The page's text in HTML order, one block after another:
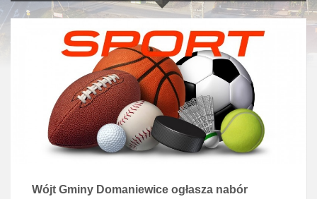
Wójt Gminy Domaniewice ogłasza nabór